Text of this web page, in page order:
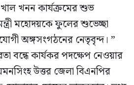
খাল খনন কার্যক্রমের শুভ
মহোদয়কে ফুলের শুভেচ্ছা
অঙ্গসংগঠনের নেতৃবৃন্দ। ”
কার্যকর পদক্ষেপ নেওয়ার
উত্তর জেলা বিএনপির